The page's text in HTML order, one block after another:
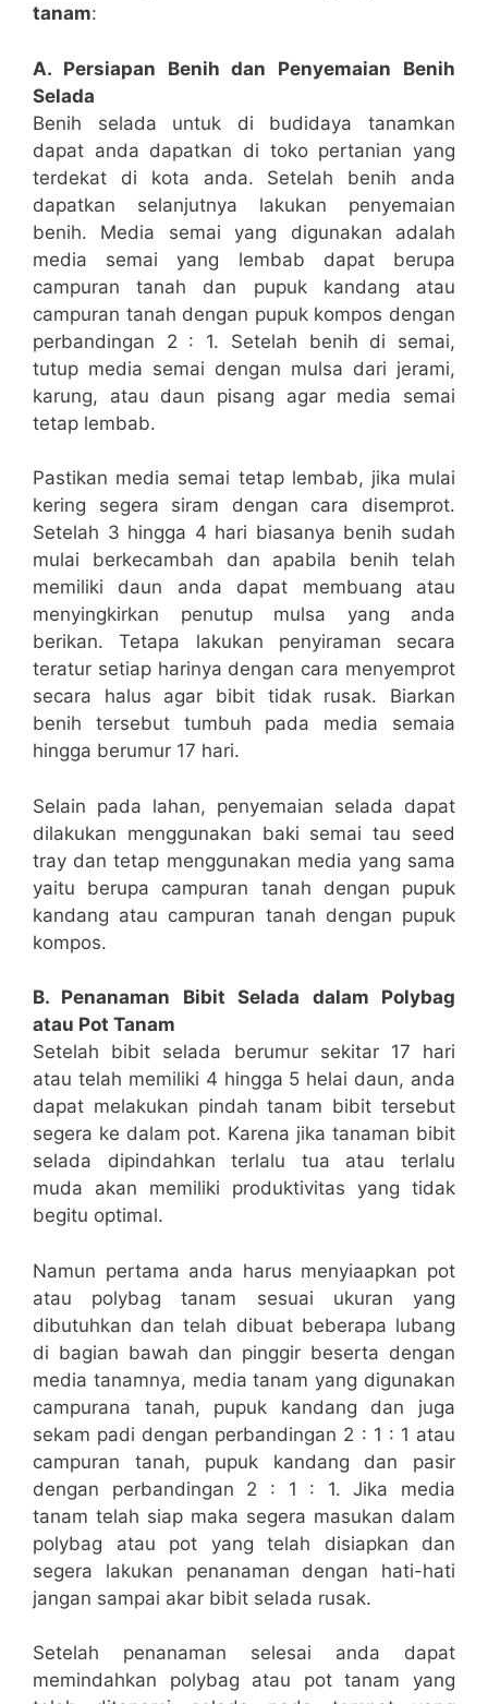
tanam:
A. Persiapan Benih dan Penyemaian Benih
Selada
Benih selada untuk di budidaya tanamkan
dapat anda dapatkan di toko pertanian yang
terdekat di kota anda. Setelah benih anda
dapatkan selanjutnya lakukan penyemaian
benih. Media semai yang digunakan adalah
media semai yang lembab dapat berupa
campuran tanah dan pupuk kandang atau
campuran tanah dengan pupuk kompos dengan
perbandingan 2 : 1. Setelah benih di semai,
tutup media semai dengan mulsa dari jerami,
karung, atau daun pisang agar media semai
tetap lembab.
Pastikan media semai tetap lembab, jika mulai
kering segera siram dengan cara disemprot.
Setelah 3 hingga 4 hari biasanya benih sudah
mulai berkecambah dan apabila benih telah
memiliki daun anda dapat membuang atau
menyingkirkan penutup mulsa yang anda
berikan. Tetapa lakukan penyiraman secara
teratur setiap harinya dengan cara menyemprot
secara halus agar bibit tidak rusak. Biarkan
benih tersebut tumbuh pada media semaia
hingga berumur 17 hari.
Selain pada lahan, penyemaian selada dapat
dilakukan menggunakan baki semai tau seed
tray dan tetap menggunakan media yang sama
yaitu berupa campuran tanah dengan pupuk
kandang atau campuran tanah dengan pupuk
kompos.
B. Penanaman Bibit Selada dalam Polybag
atau Pot Tanam
Setelah bibit selada berumur sekitar 17 hari
atau telah memiliki 4 hingga 5 helai daun, anda
dapat melakukan pindah tanam bibit tersebut
segera ke dalam pot. Karena jika tanaman bibit
selada dipindahkan terlalu tua atau terlalu
muda akan memiliki produktivitas yang tidak
begitu optimal.
Namun pertama anda harus menyiaapkan pot
atau polybag tanam sesuai ukuran yang
dibutuhkan dan telah dibuat beberapa lubang
di bagian bawah dan pinggir beserta dengan
media tanamnya, media tanam yang digunakan
campurana tanah, pupuk kandang dan juga
sekam padi dengan perbandingan 2 : 1 : 1 atau
campuran tanah, pupuk kandang dan pasir
dengan perbandingan 2 : 1 : 1. Jika media
tanam telah siap maka segera masukan dalam
polybag atau pot yang telah disiapkan dan
segera lakukan penanaman dengan hati-hati
jangan sampai akar bibit selada rusak.
Setelah penanaman selesai anda dapat
memindahkan polybag atau pot tanam yang